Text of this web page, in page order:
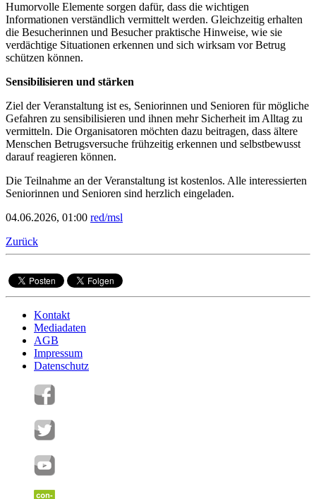
Humorvolle Elemente sorgen dafür, dass die wichtigen
Informationen verständlich vermittelt werden. Gleichzeitig erhalten
die Besucherinnen und Besucher praktische Hinweise, wie sie
verdächtige Situationen erkennen und sich wirksam vor Betrug
schützen können.
Sensibilisieren und stärken
Ziel der Veranstaltung ist es, Seniorinnen und Senioren für mögliche
Gefahren zu sensibilisieren und ihnen mehr Sicherheit im Alltag zu
vermitteln. Die Organisatoren möchten dazu beitragen, dass ältere
Menschen Betrugsversuche frühzeitig erkennen und selbstbewusst
darauf reagieren können.
Die Teilnahme an der Veranstaltung ist kostenlos. Alle interessierten
Seniorinnen und Senioren sind herzlich eingeladen.
04.06.2026, 01:00 red/msl
Zurück
Kontakt
Mediadaten
AGB
Impressum
Datenschutz